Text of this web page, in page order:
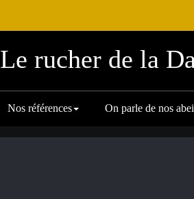
Le rucher de la
Nos références On parle de nos